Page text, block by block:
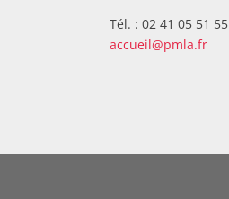
Tél. : 02 41 05 51 55
accueil@pmla.fr